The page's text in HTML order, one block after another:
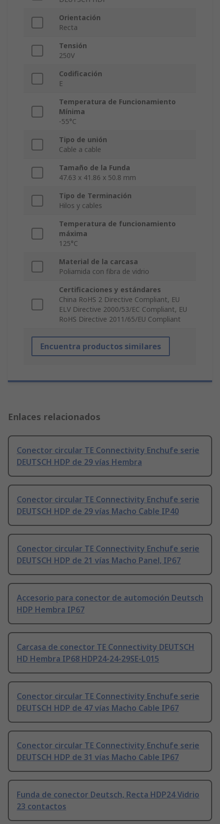
Orientación
Recta
Tensión
250V
Codificación
E
Temperatura de Funcionamiento
Mínima
-55°C
Tipo de unión
Cable a cable
Tamaño de la Funda
47.63 x 41.86 x 50.8 mm
Tipo de Terminación
Hilos y cables
Temperatura de funcionamiento
máxima
125°C
Material de la carcasa
Poliamida con fibra de vidrio
Certificaciones y estándares
China RoHS 2 Directive Compliant, EU
ELV Directive 2000/53/EC Compliant, EU
RoHS Directive 2011/65/EU Compliant
Encuentra productos similares
Enlaces relacionados
Conector circular TE Connectivity Enchufe serie
DEUTSCH HDP de 29 vías Hembra
Conector circular TE Connectivity Enchufe serie
DEUTSCH HDP de 29 vías Macho Cable IP40
Conector circular TE Connectivity Enchufe serie
DEUTSCH HDP de 21 vías Macho Panel, IP67
Accesorio para conector de automoción Deutsch
HDP Hembra IP67
Carcasa de conector TE Connectivity DEUTSCH
HD Hembra IP68 HDP24-24-29SE-L015
Conector circular TE Connectivity Enchufe serie
DEUTSCH HDP de 47 vías Macho Cable IP67
Conector circular TE Connectivity Enchufe serie
DEUTSCH HDP de 31 vías Macho Cable IP67
Funda de conector Deutsch, Recta HDP24 Vidrio
23 contactos